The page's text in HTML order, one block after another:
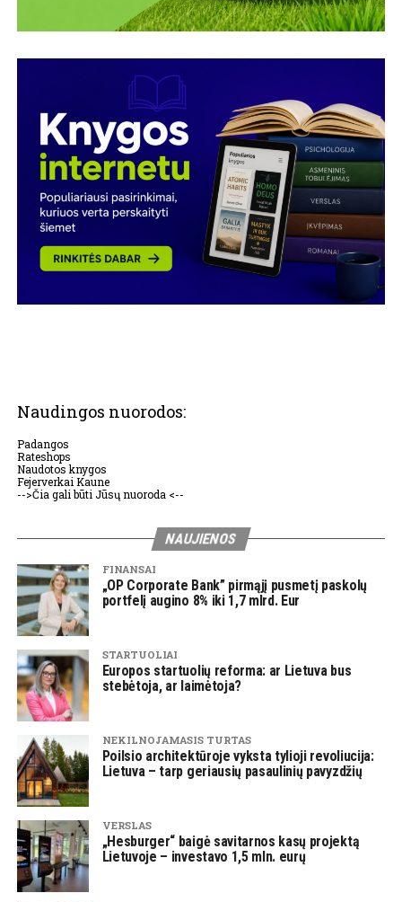
Naudingos nuorodos:
Padangos
Rateshops
Naudotos knygos
Fejerverkai Kaune
-->Čia gali būti Jūsų nuoroda <--
NAUJIENOS
FINANSAI
„OP Corporate Bank” pirmąjį pusmetį paskolų
portfelį augino 8% iki 1,7 mlrd. Eur
STARTUOLIAI
Europos startuolių reforma: ar Lietuva bus
stebėtoja, ar laimėtoja?
NEKILNOJAMASIS TURTAS
Poilsio architektūroje vyksta tylioji revoliucija:
Lietuva – tarp geriausių pasaulinių pavyzdžių
VERSLAS
„Hesburger“ baigė savitarnos kasų projektą
Lietuvoje – investavo 1,5 mln. eurų